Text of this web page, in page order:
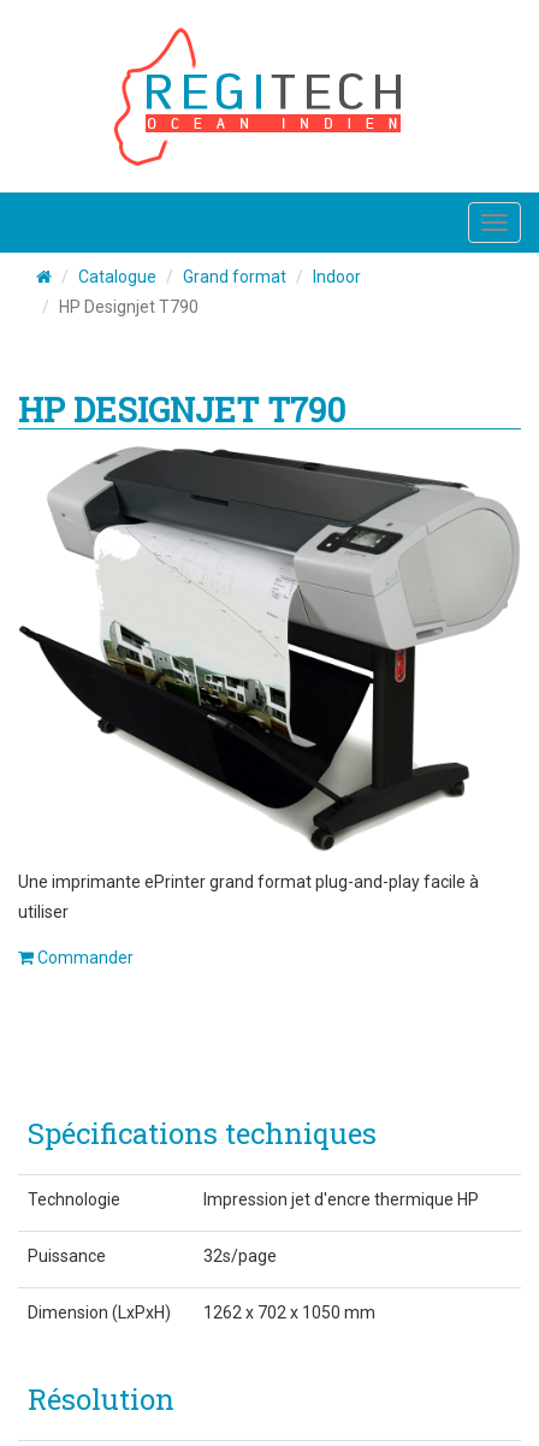
Catalogue
Grand format
Indoor
HP Designjet T790
HP DESIGNJET T790
Une imprimante ePrinter grand format plug-and-play facile à
utiliser
Commander
Spécifications techniques
Technologie Impression jet d'encre thermique HP
Puissance 32s/page
Dimension (LxPxH) 1262 x 702 x 1050 mm
Résolution